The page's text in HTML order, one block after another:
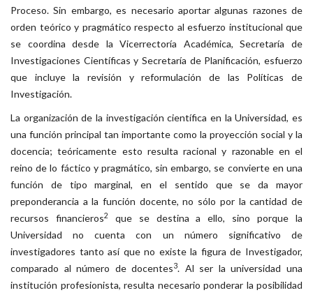
Proceso. Sin embargo, es necesario aportar algunas razones de
orden teórico y pragmático respecto al esfuerzo institucional que
se coordina desde la Vicerrectoría Académica, Secretaría de
Investigaciones Científicas y Secretaría de Planificación, esfuerzo
que incluye la revisión y reformulación de las Políticas de
Investigación.
La organización de la investigación científica en la Universidad, es
una función principal tan importante como la proyección social y la
docencia; teóricamente esto resulta racional y razonable en el
reino de lo fáctico y pragmático, sin embargo, se convierte en una
función de tipo marginal, en el sentido que se da mayor
preponderancia a la función docente, no sólo por la cantidad de
recursos financieros2
que se destina a ello, sino porque la
Universidad no cuenta con un número significativo de
investigadores tanto así que no existe la figura de Investigador,
comparado al número de docentes3. Al ser la universidad una
institución profesionista, resulta necesario ponderar la posibilidad